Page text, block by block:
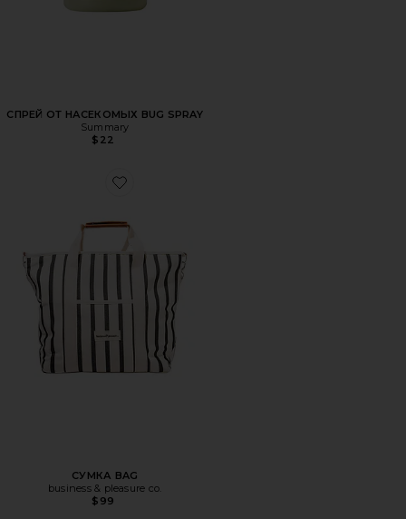
СПРЕЙ ОТ НАСЕКОМЫХ BUG SPRAY
Summary
$22
Favorite СУМКА BAG
СУМКА BAG
business & pleasure co.
$99